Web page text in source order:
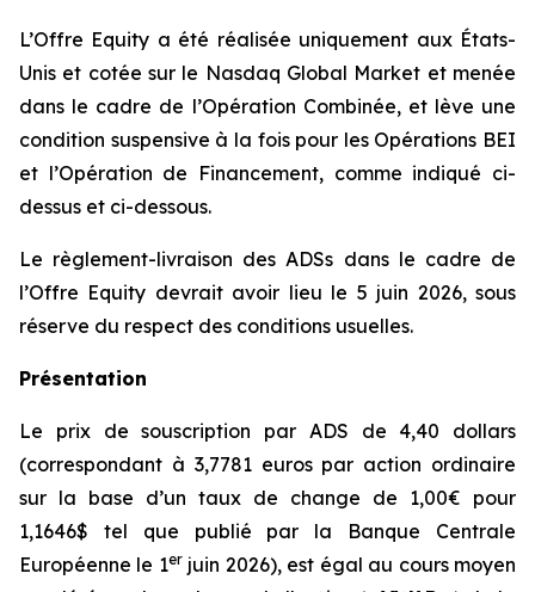
L’Offre Equity a été réalisée uniquement aux États-
Unis et cotée sur le Nasdaq Global Market et menée
dans le cadre de l’Opération Combinée, et lève une
condition suspensive à la fois pour les Opérations BEI
et l’Opération de Financement, comme indiqué ci-
dessus et ci-dessous.
Le règlement-livraison des ADSs dans le cadre de
l’Offre Equity devrait avoir lieu le 5 juin 2026, sous
réserve du respect des conditions usuelles.
Présentation
Le prix de souscription par ADS de 4,40 dollars
(correspondant à 3,7781 euros par action ordinaire
sur la base d’un taux de change de 1,00€ pour
1,1646$ tel que publié par la Banque Centrale
Européenne le 1erjuin 2026), est égal au cours moyen